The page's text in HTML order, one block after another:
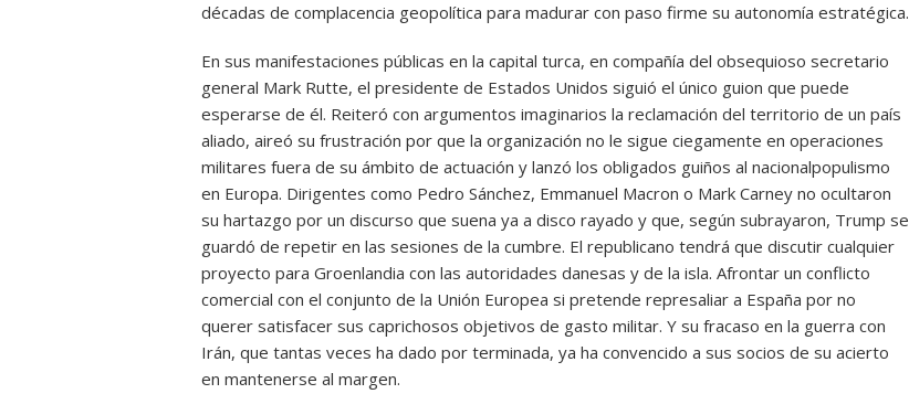
décadas de complacencia geopolítica para madurar con paso firme su autonomía estratégica.
En sus manifestaciones públicas en la capital turca, en compañía del obsequioso secretario
general Mark Rutte, el presidente de Estados Unidos siguió el único guion que puede
esperarse de él. Reiteró con argumentos imaginarios la reclamación del territorio de un país
aliado, aireó su frustración por que la organización no le sigue ciegamente en operaciones
militares fuera de su ámbito de actuación y lanzó los obligados guiños al nacionalpopulismo
en Europa. Dirigentes como Pedro Sánchez, Emmanuel Macron o Mark Carney no ocultaron
su hartazgo por un discurso que suena ya a disco rayado y que, según subrayaron, Trump se
guardó de repetir en las sesiones de la cumbre. El republicano tendrá que discutir cualquier
proyecto para Groenlandia con las autoridades danesas y de la isla. Afrontar un conflicto
comercial con el conjunto de la Unión Europea si pretende represaliar a España por no
querer satisfacer sus caprichosos objetivos de gasto militar. Y su fracaso en la guerra con
Irán, que tantas veces ha dado por terminada, ya ha convencido a sus socios de su acierto
en mantenerse al margen.